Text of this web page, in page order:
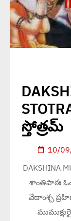
స్తోత్రమ్
10/
DAKSHINA
శాంతిపాఠః
వేదాంశ్చ